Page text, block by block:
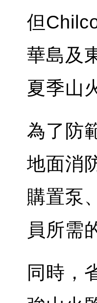
但
華島及
夏季山
為了防
地面消
購置泵
員所需
同時，